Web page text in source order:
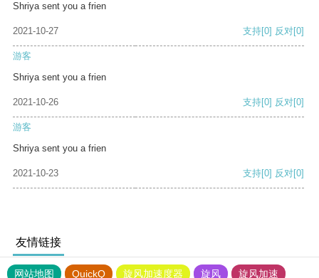
Shriya sent you a frien
2021-10-27 支持[0] 反对[0]
游客
Shriya sent you a frien
2021-10-26 支持[0] 反对[0]
游客
Shriya sent you a frien
2021-10-23 支持[0] 反对[0]
友情链接
网站地图 QuickQ 旋风加速度器 旋风 旋风加速